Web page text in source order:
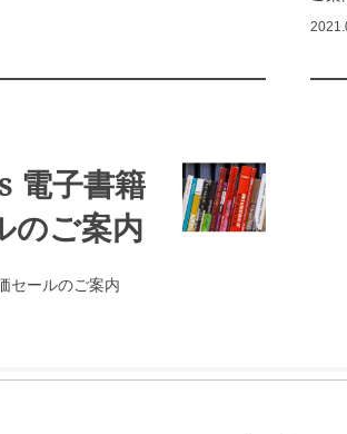
子書籍
のご案内
セールのご案内